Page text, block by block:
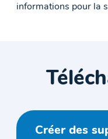
informations pour la
Créer des